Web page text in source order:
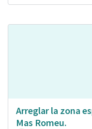
Arreglar la zona
Mas Romeu.